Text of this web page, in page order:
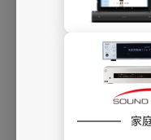
放送期間：12月1日
C28 ラヴソング J-
恋人達に届ける、明
家